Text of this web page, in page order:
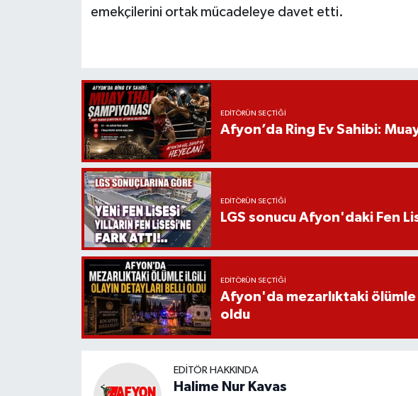
emekçilerini ortak mücadeleye davet etti.
EDITÖRÜN SEÇTIĞI
Afyon’da Ring Ev Sahibi:
EDITÖRÜN SEÇTIĞI
LGS sonucu Afyon'daki Fen
EDITÖRÜN SEÇTIĞI
Afyon'da mezarlıktaki
oldu
EDITÖR HAKKINDA
Halime Nur Kavas